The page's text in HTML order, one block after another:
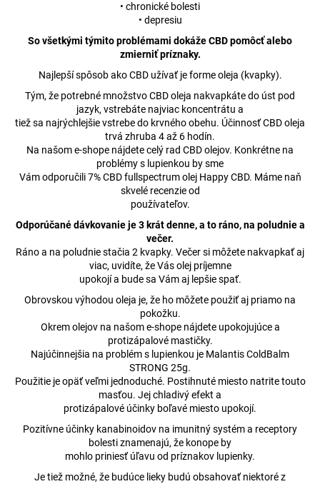
• chronické bolesti
• depresiu
So všetkými týmito problémami dokáže CBD pomôcť alebo
zmierniť príznaky.
Najlepší spôsob ako CBD užívať je forme oleja (kvapky).
Tým, že potrebné množstvo CBD oleja nakvapkáte do úst pod
jazyk, vstrebáte najviac koncentrátu a
tiež sa najrýchlejšie vstrebe do krvného obehu. Účinnosť CBD oleja
trvá zhruba 4 až 6 hodín.
Na našom e-shope nájdete celý rad CBD olejov. Konkrétne na
problémy s lupienkou by sme
Vám odporučili 7% CBD fullspectrum olej Happy CBD. Máme naň
skvelé recenzie od
používateľov.
Odporúčané dávkovanie je 3 krát denne, a to ráno, na poludnie a
večer.
Ráno a na poludnie stačia 2 kvapky. Večer si môžete nakvapkať aj
viac, uvidíte, že Vás olej príjemne
upokojí a bude sa Vám aj lepšie spať.
Obrovskou výhodou oleja je, že ho môžete použiť aj priamo na
pokožku.
Okrem olejov na našom e-shope nájdete upokojujúce a
protizápalové mastičky.
Najúčinnejšia na problém s lupienkou je Malantis ColdBalm
STRONG 25g.
Použitie je opäť veľmi jednoduché. Postihnuté miesto natrite touto
masťou. Jej chladivý efekt a
protizápalové účinky boľavé miesto upokojí.
Pozitívne účinky kanabinoidov na imunitný systém a receptory
bolesti znamenajú, že konope by
mohlo priniesť úľavu od príznakov lupienky.
Je tiež možné, že budúce lieky budú obsahovať niektoré z